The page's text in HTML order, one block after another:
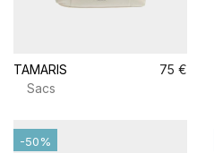
TAMARIS
75 €
Sacs
-50%